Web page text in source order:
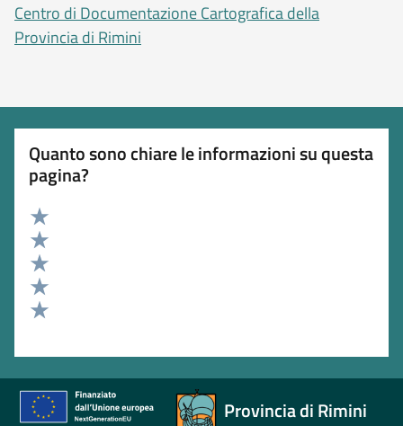
Centro di Documentazione Cartografica della
Provincia di Rimini
Quanto sono chiare le informazioni su questa
pagina?
Valuta 5 stelle su 5
Valuta 4 stelle su 5
Valuta 3 stelle su 5
Valuta 2 stelle su 5
Provincia di Rimini